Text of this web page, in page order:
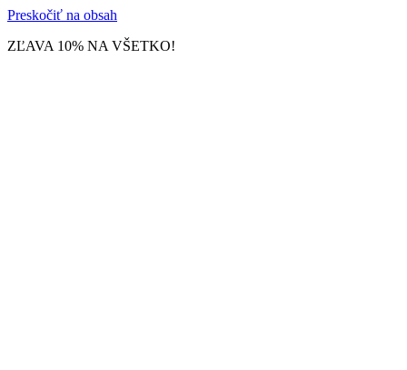
Preskočiť na obsah
ZĽAVA 10% NA VŠETKO!